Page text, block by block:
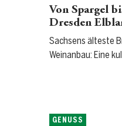
Von Spargel
Dresden
Sachsens älteste
Weinanbau: Eine
GENUSS